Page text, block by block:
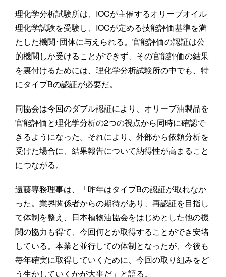
理化学分析試験所は、IOCが主催するオリーブオイル
理化学試験を受験し、IOCが定める技能評価基準を満
たした機関･団体に与えられる。官能評価の認証は公
的機関しか受けることができず、その官能評価の結果
を裏付けるためには、理化学分析試験所の中でも、特
にタイプBの認証が必要だ。
同協会は今回のダブル認証により、オリーブ油製品を
官能評価と理化学分析の2つの視点から同時に確認で
きるようになった。それにより、外部から依頼分析を
受けた場合に、結果報告について納得性が高まること
につながる。
遠藤専務理事は、「昨年はタイプBの認証が取れなか
った。業界関係者からの期待があり、再認証を目指し
て体制を整え、日本植物油協会をはじめとした他の機
関の協力も得て、今回何とか取得することができ安堵
している。本業と並行しての体制となったが、今後も
毎年確実に取得していくために、今回の取り組みをど
う生かしていくかが大事だ」と語る。